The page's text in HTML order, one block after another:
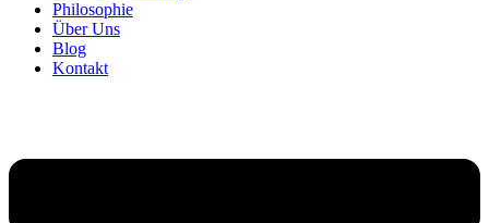
Philosophie
Über Uns
Blog
Kontakt